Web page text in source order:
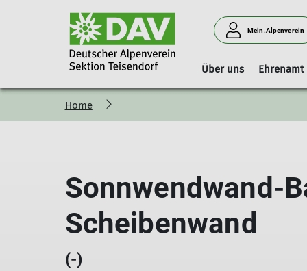
Mein.Alpenverein
Über uns
Vorstand Geschäftsstelle Mitgliedschaft
Ehrenamt
Vorstandschaft
Hinweise
Boulderhalle Teisendorf
Home
Sonnwendwand-
Scheibenwand
(-)